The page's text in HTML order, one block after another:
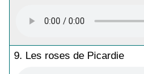
9. Les roses de Picardie